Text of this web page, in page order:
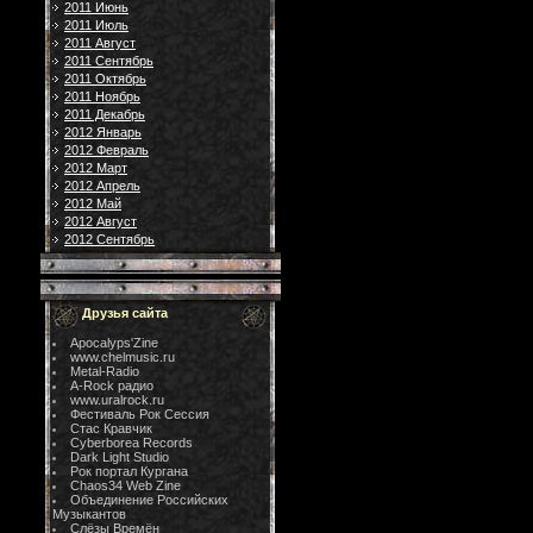
2011 Июнь
2011 Июль
2011 Август
2011 Сентябрь
2011 Октябрь
2011 Ноябрь
2011 Декабрь
2012 Январь
2012 Февраль
2012 Март
2012 Апрель
2012 Май
2012 Август
2012 Сентябрь
Друзья сайта
Apocalyps'Zine
www.chelmusic.ru
Metal-Radio
A-Rock радио
www.uralrock.ru
Фестиваль Рок Сессия
Стас Кравчик
Cyberborea Records
Dark Light Studio
Рок портал Кургана
Chaos34 Web Zine
Объединение Российских
Музыкантов
Слёзы Времён